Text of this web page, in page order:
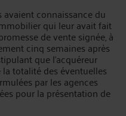
avaient connaissance du
qui leur avait fait
de vente signée, à
cinq semaines après
que l'acquéreur
totalité des éventuelles
par les agences
pour la présentation de